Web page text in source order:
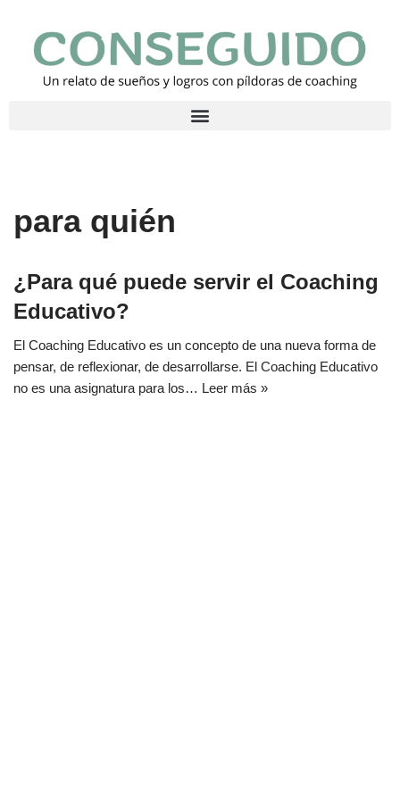
Saltar
contenido
para quién
¿Para qué puede servir el Coaching
Educativo?
El Coaching Educativo es un concepto de una nueva forma de
pensar, de reflexionar, de desarrollarse. El Coaching Educativo
no es una asignatura para los… Leer más »